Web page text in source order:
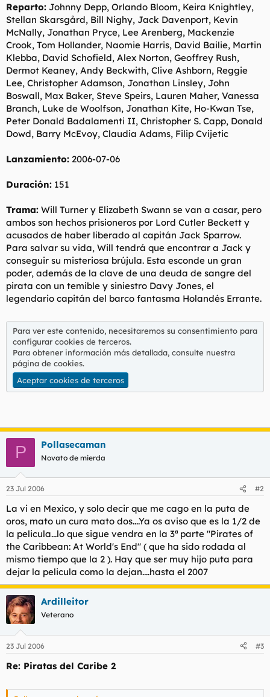
Reparto: Johnny Depp, Orlando Bloom, Keira Knightley,
Stellan Skarsgård, Bill Nighy, Jack Davenport, Kevin
McNally, Jonathan Pryce, Lee Arenberg, Mackenzie
Crook, Tom Hollander, Naomie Harris, David Bailie, Martin
Klebba, David Schofield, Alex Norton, Geoffrey Rush,
Dermot Keaney, Andy Beckwith, Clive Ashborn, Reggie
Lee, Christopher Adamson, Jonathan Linsley, John
Boswall, Max Baker, Steve Speirs, Lauren Maher, Vanessa
Branch, Luke de Woolfson, Jonathan Kite, Ho-Kwan Tse,
Peter Donald Badalamenti II, Christopher S. Capp, Donald
Dowd, Barry McEvoy, Claudia Adams, Filip Cvijetic
Lanzamiento: 2006-07-06
Duración: 151
Trama: Will Turner y Elizabeth Swann se van a casar, pero
ambos son hechos prisioneros por Lord Cutler Beckett y
acusados de haber liberado al capitán Jack Sparrow.
Para salvar su vida, Will tendrá que encontrar a Jack y
conseguir su misteriosa brújula. Esta esconde un gran
poder, además de la clave de una deuda de sangre del
pirata con un temible y siniestro Davy Jones, el
legendario capitán del barco fantasma Holandés Errante.
Para ver este contenido, necesitaremos su consentimiento para
configurar cookies de terceros.
Para obtener información más detallada, consulte nuestra
página de cookies.
Aceptar cookies de terceros
P Pollasecaman
Novato de mierda
23 Jul 2006 #2
La vi en Mexico, y solo decir que me cago en la puta de
oros, mato un cura mato dos....Ya os aviso que es la 1/2 de
la pelicula...lo que sigue vendra en la 3ª parte "Pirates of
the Caribbean: At World's End" ( que ha sido rodada al
mismo tiempo que la 2 ). Hay que ser muy hijo puta para
dejar la pelicula como la dejan....hasta el 2007
Ardilleitor
Veterano
23 Jul 2006 #3
Re: Piratas del Caribe 2